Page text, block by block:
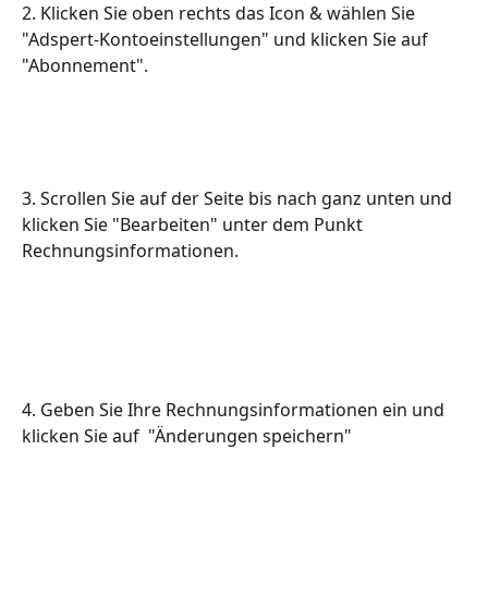
2. Klicken Sie oben rechts das Icon & wählen Sie
"Adspert-Kontoeinstellungen" und klicken Sie auf
"Abonnement".
3. Scrollen Sie auf der Seite bis nach ganz unten und
klicken Sie "Bearbeiten" unter dem Punkt
Rechnungsinformationen.
4. Geben Sie Ihre Rechnungsinformationen ein und
klicken Sie auf  "Änderungen speichern"